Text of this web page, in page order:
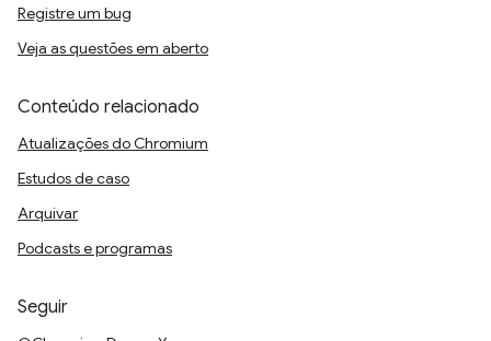
Registre um bug
Veja as questões em aberto
Conteúdo relacionado
Atualizações do Chromium
Estudos de caso
Arquivar
Podcasts e programas
Seguir